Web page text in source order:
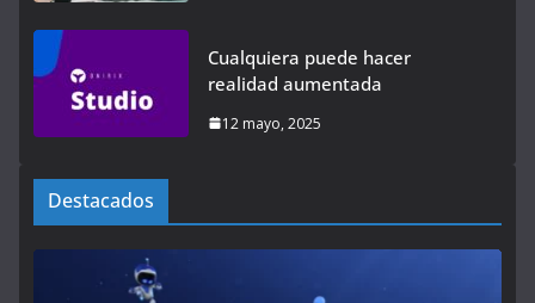
Cualquiera puede hacer
realidad aumentada
12 mayo, 2025
Destacados